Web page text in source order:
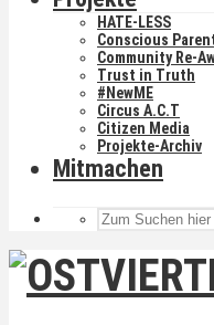
HATE-LESS
Conscious
Community Re-
Trust in Truth
#NewME
Circus A.C.T
Citizen Media
Projekte-Archiv
Mitmachen